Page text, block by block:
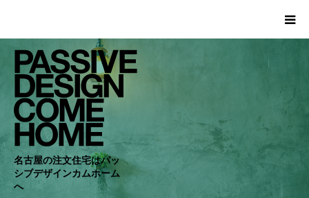
名古屋の注文住宅はパッ
シブデザインカムホーム
へ
HOME
WORKS
COMPANY
CONCEPT